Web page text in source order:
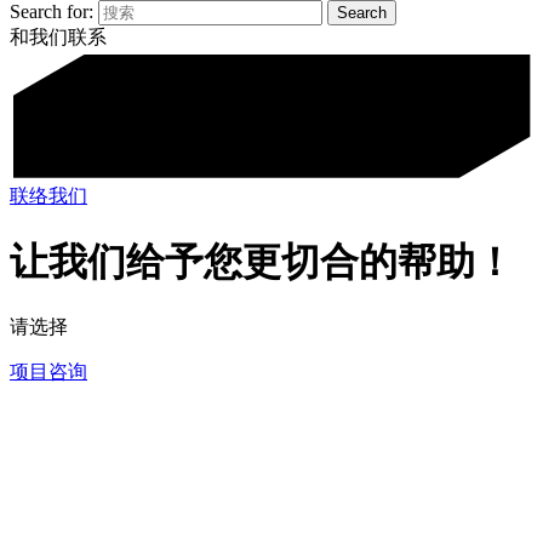
Search for:
和我们联系
联络我们
让我们给予您更切合的帮助！
请选择
项目咨询